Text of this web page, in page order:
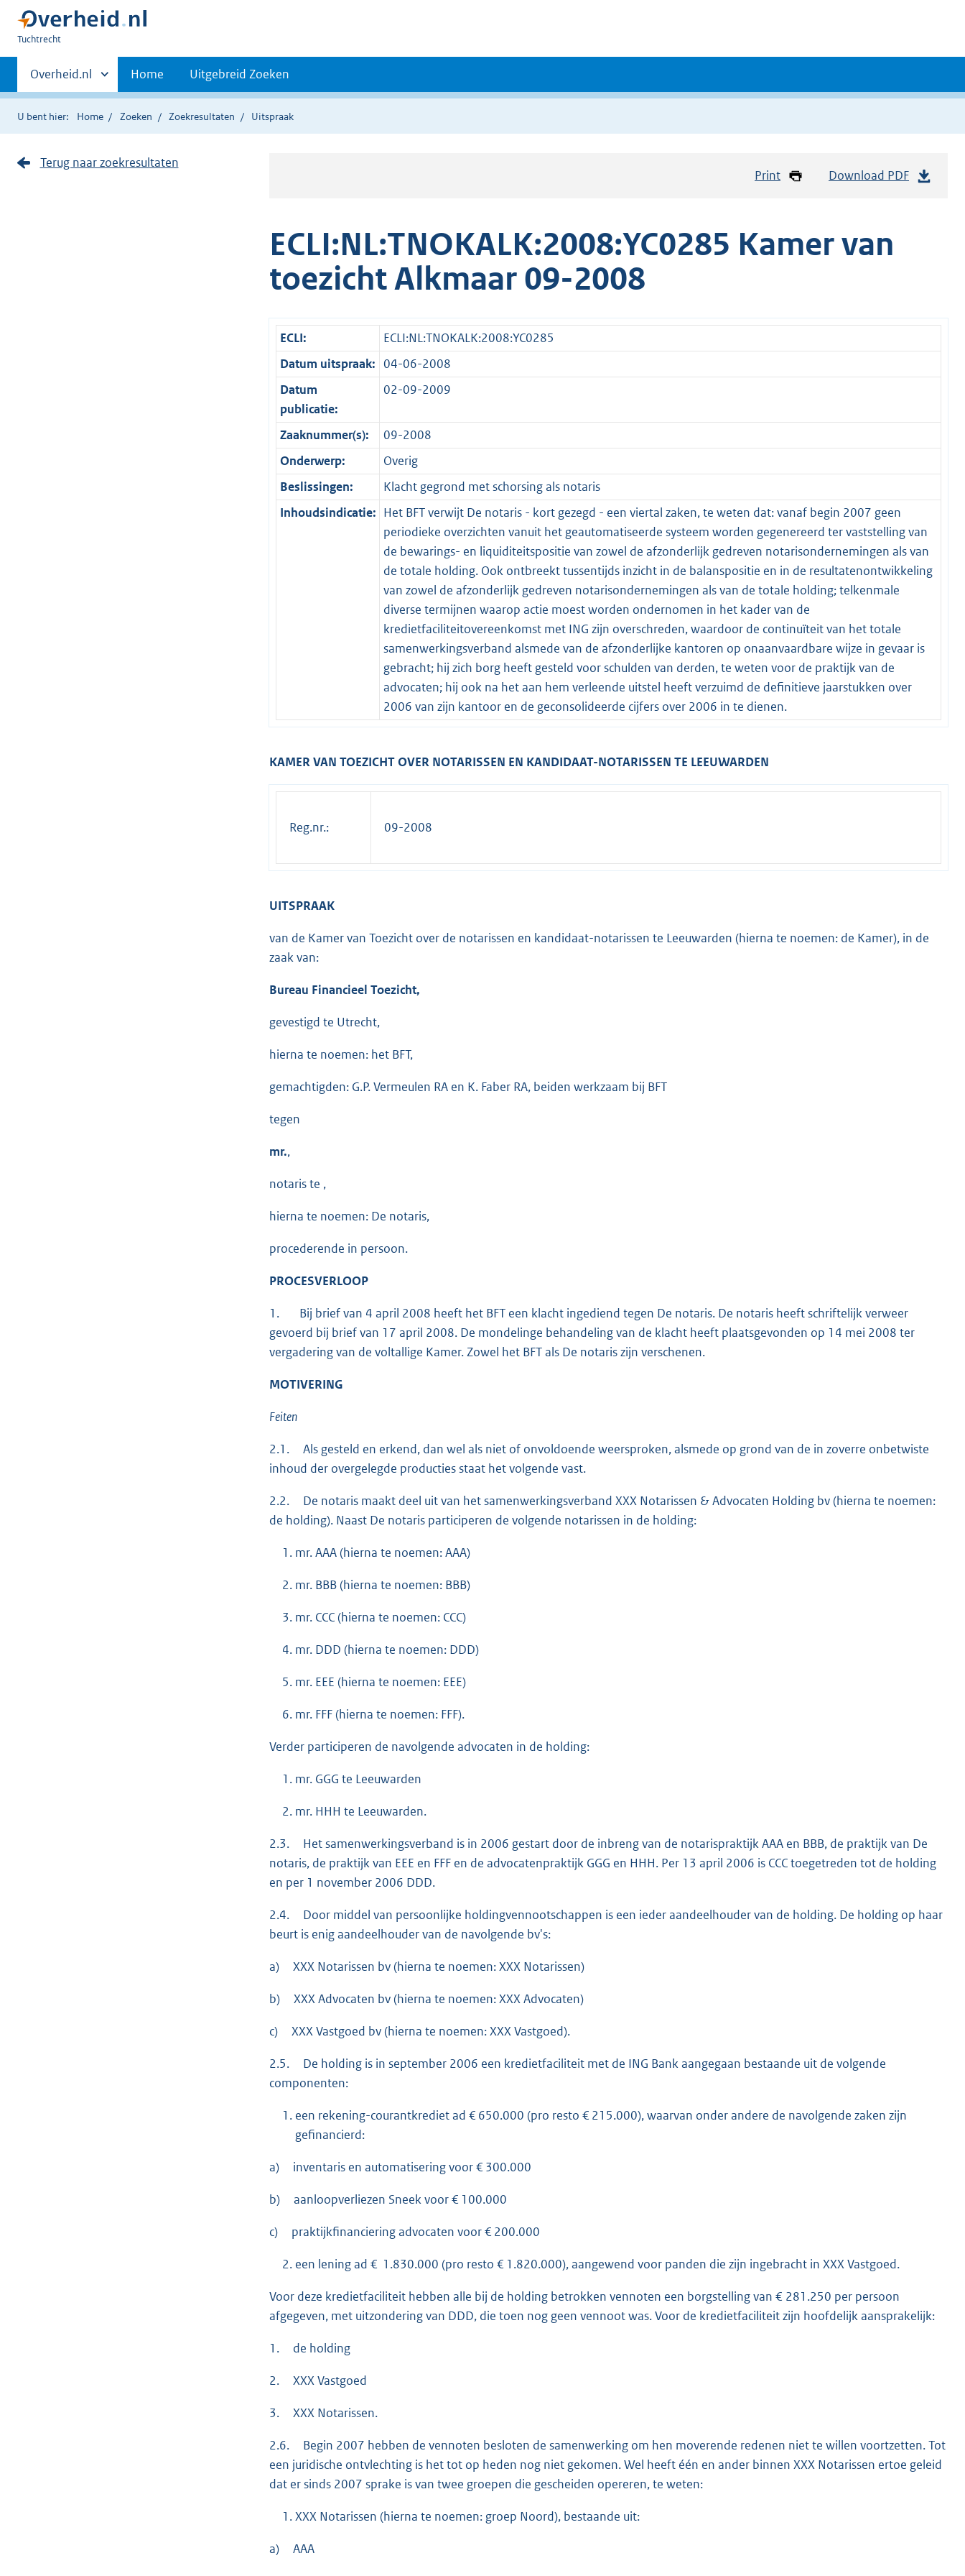
U
hier:
Tuchtrecht
Primaire
navigatie
Andere
sites
binnen
Overheid.nl Home Uitgebreid Zoeken
U bent hier: Home Zoeken Zoekresultaten Uitspraak
Print Download PDF
ECLI:NL:TNOKALK:2008:YC0285 Kamer van
toezicht Alkmaar 09-2008
ECLI:
ECLI:NL:TNOKALK:2008:YC0285
Datum uitspraak: 04-06-2008
Datum
publicatie:
02-09-2009
Zaaknummer(s):
09-2008
Onderwerp:
Overig
Beslissingen:
Klacht gegrond met schorsing als notaris
Inhoudsindicatie: Het BFT verwijt De notaris - kort gezegd - een viertal zaken, te weten dat: vanaf begin 2007 geen
periodieke overzichten vanuit het geautomatiseerde systeem worden gegenereerd ter vaststelling van
de bewarings- en liquiditeitspositie van zowel de afzonderlijk gedreven notarisondernemingen als van
de totale holding. Ook ontbreekt tussentijds inzicht in de balanspositie en in de resultatenontwikkeling
van zowel de afzonderlijk gedreven notarisondernemingen als van de totale holding; telkenmale
diverse termijnen waarop actie moest worden ondernomen in het kader van de
kredietfaciliteitovereenkomst met ING zijn overschreden, waardoor de continuïteit van het totale
samenwerkingsverband alsmede van de afzonderlijke kantoren op onaanvaardbare wijze in gevaar is
gebracht; hij zich borg heeft gesteld voor schulden van derden, te weten voor de praktijk van de
advocaten; hij ook na het aan hem verleende uitstel heeft verzuimd de definitieve jaarstukken over
2006 van zijn kantoor en de geconsolideerde cijfers over 2006 in te dienen.
KAMER VAN TOEZICHT OVER NOTARISSEN EN KANDIDAAT-NOTARISSEN TE LEEUWARDEN
Reg.nr.: 09-2008
UITSPRAAK
van de Kamer van Toezicht over de notarissen en kandidaat-notarissen te Leeuwarden (hierna te noemen: de Kamer), in de
zaak van:
Bureau Financieel Toezicht,
gevestigd te Utrecht,
hierna te noemen: het BFT,
gemachtigden: G.P. Vermeulen RA en K. Faber RA, beiden werkzaam bij BFT
tegen
mr.,
notaris te ,
hierna te noemen: De notaris,
procederende in persoon.
PROCESVERLOOP
1. Bij brief van 4 april 2008 heeft het BFT een klacht ingediend tegen De notaris. De notaris heeft schriftelijk verweer
gevoerd bij brief van 17 april 2008. De mondelinge behandeling van de klacht heeft plaatsgevonden op 14 mei 2008 ter
vergadering van de voltallige Kamer. Zowel het BFT als De notaris zijn verschenen.
MOTIVERING
Feiten
2.1. Als gesteld en erkend, dan wel als niet of onvoldoende weersproken, alsmede op grond van de in zoverre onbetwiste
inhoud der overgelegde producties staat het volgende vast.
2.2. De notaris maakt deel uit van het samenwerkingsverband XXX Notarissen & Advocaten Holding bv (hierna te noemen:
de holding). Naast De notaris participeren de volgende notarissen in de holding:
mr. AAA (hierna te noemen: AAA)
mr. BBB (hierna te noemen: BBB)
mr. CCC (hierna te noemen: CCC)
mr. DDD (hierna te noemen: DDD)
mr. EEE (hierna te noemen: EEE)
mr. FFF (hierna te noemen: FFF).
Verder participeren de navolgende advocaten in de holding:
mr. GGG te Leeuwarden
mr. HHH te Leeuwarden.
2.3. Het samenwerkingsverband is in 2006 gestart door de inbreng van de notarispraktijk AAA en BBB, de praktijk van De
notaris, de praktijk van EEE en FFF en de advocatenpraktijk GGG en HHH. Per 13 april 2006 is CCC toegetreden tot de holding
en per 1 november 2006 DDD.
2.4. Door middel van persoonlijke holdingvennootschappen is een ieder aandeelhouder van de holding. De holding op haar
beurt is enig aandeelhouder van de navolgende bv's:
a) XXX Notarissen bv (hierna te noemen: XXX Notarissen)
b) XXX Advocaten bv (hierna te noemen: XXX Advocaten)
c) XXX Vastgoed bv (hierna te noemen: XXX Vastgoed).
2.5. De holding is in september 2006 een kredietfaciliteit met de ING Bank aangegaan bestaande uit de volgende
componenten:
een rekening-courantkrediet ad € 650.000 (pro resto € 215.000), waarvan onder andere de navolgende zaken zijn
gefinancierd:
a) inventaris en automatisering voor € 300.000
b) aanloopverliezen Sneek voor € 100.000
c) praktijkfinanciering advocaten voor € 200.000
een lening ad € 1.830.000 (pro resto € 1.820.000), aangewend voor panden die zijn ingebracht in XXX Vastgoed.
Voor deze kredietfaciliteit hebben alle bij de holding betrokken vennoten een borgstelling van € 281.250 per persoon
afgegeven, met uitzondering van DDD, die toen nog geen vennoot was. Voor de kredietfaciliteit zijn hoofdelijk aansprakelijk:
1. de holding
2. XXX Vastgoed
3. XXX Notarissen.
2.6. Begin 2007 hebben de vennoten besloten de samenwerking om hen moverende redenen niet te willen voortzetten. Tot
een juridische ontvlechting is het tot op heden nog niet gekomen. Wel heeft één en ander binnen XXX Notarissen ertoe geleid
dat er sinds 2007 sprake is van twee groepen die gescheiden opereren, te weten:
XXX Notarissen (hierna te noemen: groep Noord), bestaande uit:
a) AAA
Terug naar zoekresultaten